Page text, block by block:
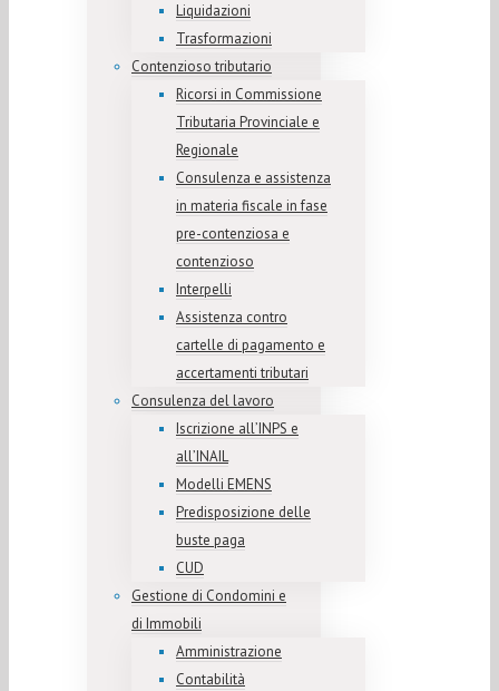
Liquidazioni
Trasformazioni
Contenzioso tributario
Ricorsi in Commissione
Tributaria Provinciale e
Regionale
Consulenza e assistenza
in materia fiscale in fase
pre-contenziosa e
contenzioso
Interpelli
Assistenza contro
cartelle di pagamento e
accertamenti tributari
Consulenza del lavoro
Iscrizione all’INPS e
all’INAIL
Modelli EMENS
Predisposizione delle
buste paga
CUD
Gestione di Condomini e
di Immobili
Amministrazione
Contabilità